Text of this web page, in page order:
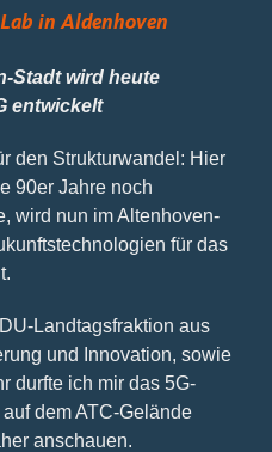
in Aldenhoven
Stadt wird heute
entwickelt
den Strukturwandel: Hier
90er Jahre noch
wird nun im Altenhoven-
für das
Landtagsfraktion aus
und Innovation, sowie
durfte ich mir das 5G-
dem ATC-Gelände
anschauen.